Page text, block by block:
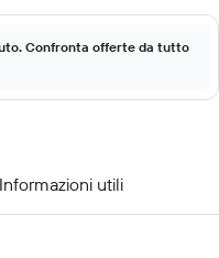
Confronta offerte da tutto
Informazioni utili